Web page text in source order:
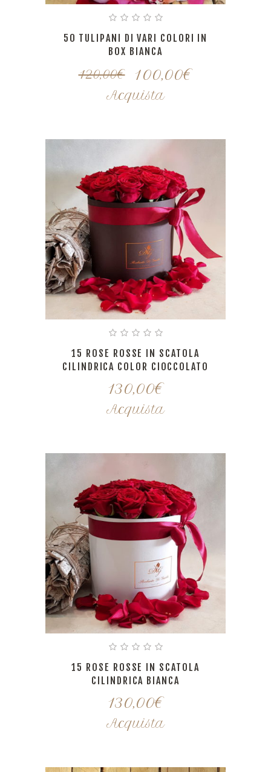
50 TULIPANI DI VARI COLORI IN
BOX BIANCA
120,00€ 100,00€
Acquista
15 ROSE ROSSE IN SCATOLA
CILINDRICA COLOR CIOCCOLATO
130,00€
Acquista
15 ROSE ROSSE IN SCATOLA
CILINDRICA BIANCA
130,00€
Acquista